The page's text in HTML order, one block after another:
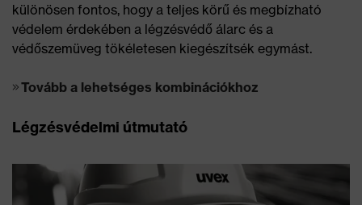
különösen fontos, hogy a teljes körű és megbízható
védelem érdekében a légzésvédő álarc és a
védőszemüveg tökéletesen kiegészítsék egymást.
Tovább a lehetséges kombinációkhoz
Légzésvédelmi útmutató